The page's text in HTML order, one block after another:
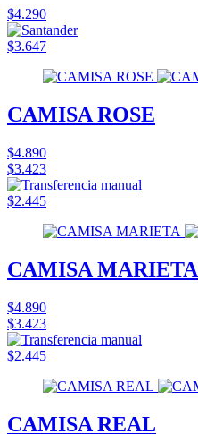
$4.290
$3.647
CAMISA ROSE
$4.890
$3.423
$2.445
CAMISA MARIETA
$4.890
$3.423
$2.445
CAMISA REAL